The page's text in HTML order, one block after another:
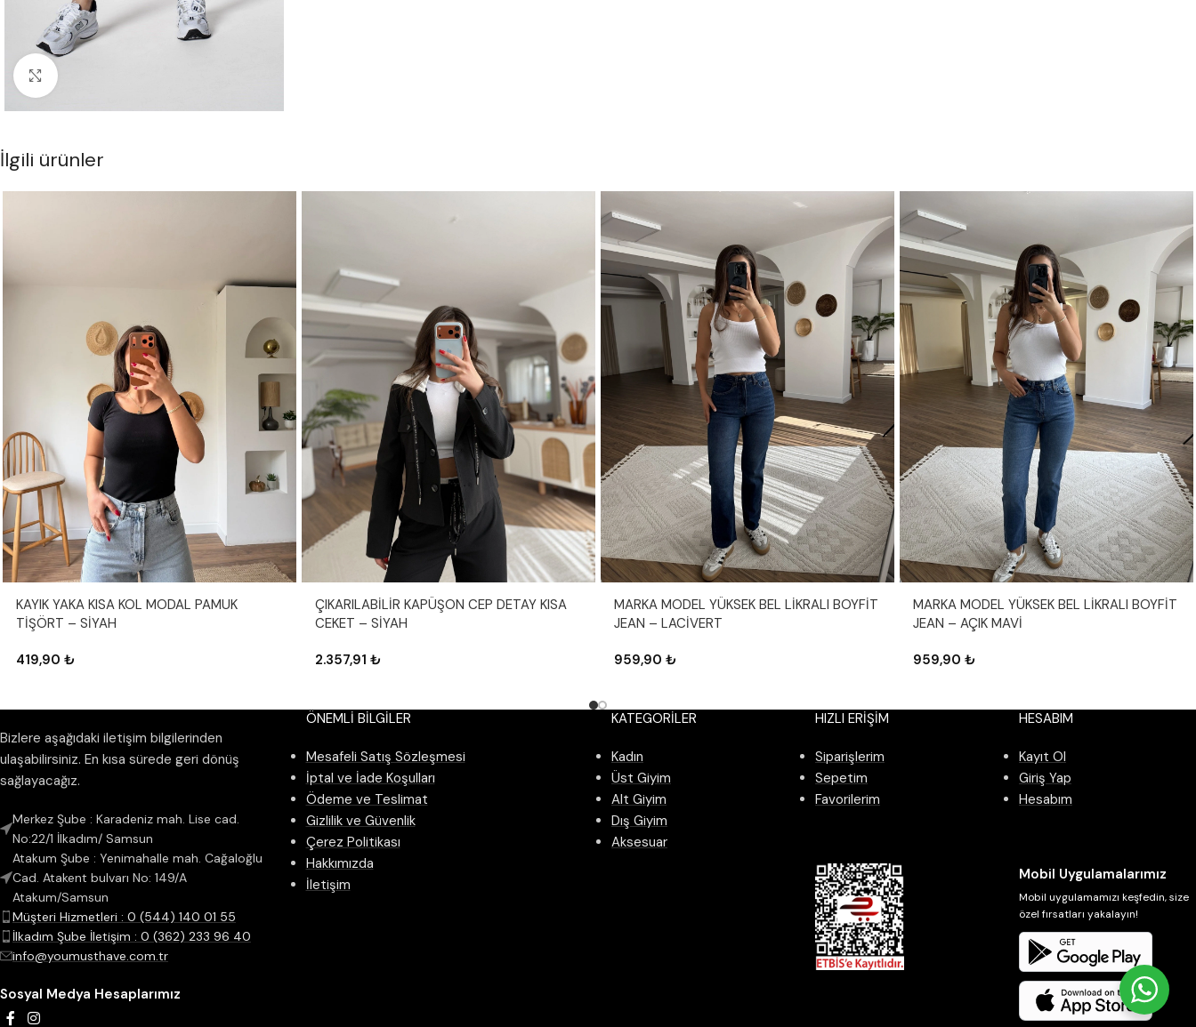
İlgili ürünler
KAYIK YAKA KISA KOL MODAL PAMUK
TİŞÖRT – SİYAH
419,90 ₺
ÇIKARILABİLİR KAPÜŞON CEP DETAY KISA
CEKET – SİYAH
2.357,91 ₺
MARKA MODEL YÜKSEK BEL LİKRALI BOYFİT
JEAN – LACİVERT
959,90 ₺
MARKA MODEL YÜKSEK BEL LİKRALI BOYFİT
JEAN – AÇIK MAVİ
959,90 ₺
Bizlere aşağıdaki iletişim bilgilerinden
ulaşabilirsiniz. En kısa sürede geri dönüş
sağlayacağız.
Merkez Şube : Karadeniz mah. Lise cad.
No:22/1 İlkadım/ Samsun
Atakum Şube : Yenimahalle mah. Cağaloğlu
Cad. Atakent bulvarı No: 149/A
Atakum/Samsun
Müşteri Hizmetleri : 0 (544) 140 01 55
İlkadım Şube İletişim : 0 (362) 233 96 40
info@youmusthave.com.tr
Sosyal Medya Hesaplarımız
ÖNEMLİ BİLGİLER
Mesafeli Satış Sözleşmesi
İptal ve İade Koşulları
Ödeme ve Teslimat
Gizlilik ve Güvenlik
Çerez Politikası
Hakkımızda
İletişim
KATEGORILER
Kadın
Üst Giyim
Alt Giyim
Dış Giyim
Aksesuar
HIZLI ERİŞİM
Siparişlerim
Sepetim
Favorilerim
HESABIM
Kayıt Ol
Giriş Yap
Hesabım
Mobil Uygulamalarımız
Mobil uygulamamızı keşfedin, size
özel fırsatları yakalayın!